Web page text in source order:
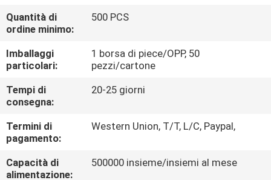
MAPPA
DEL
SITO
PRIVACY
POLICY
Quantità di
ordine minimo:
500 PCS
Imballaggi
particolari:
1 borsa di piece/OPP, 50
pezzi/cartone
Tempi di
consegna:
20-25 giorni
Termini di
pagamento:
Western Union, T/T, L/C, Paypal,
Capacità di
alimentazione:
500000 insieme/insiemi al mese